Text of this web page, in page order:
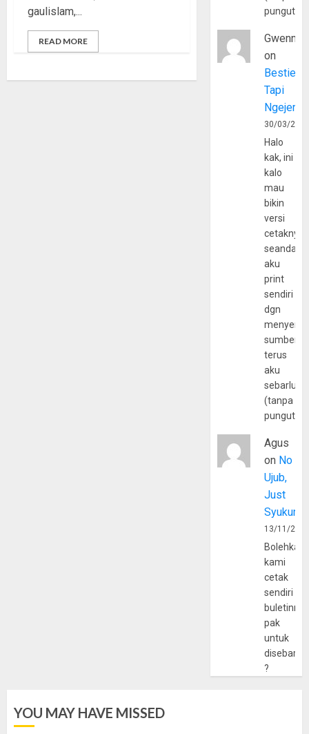
gaulislam,...
READ MORE
Gwenny
on
Bestie
Tapi
30/03/
Halo
kak, ini
kalo
mau
bikin
versi
cetaknya
aku
print
sendiri
dgn
sumber
terus
aku
(tanpa
Agus
on No
Ujub,
Just
Syukur
13/11/
Bolehkah
kami
cetak
sendiri
pak
untuk
?
YOU MAY HAVE MISSED